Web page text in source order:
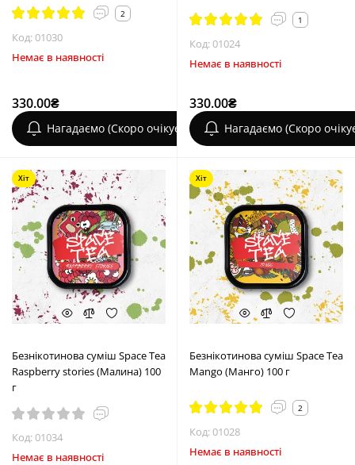
2
Код: 01030
Немає в наявності
330.00₴
Нагадаємо (Скоро очікується)
1
Код: 01024
Немає в наявності
330.00₴
Нагадаємо (Скоро
Хіт
Безнікотинова суміш Space Tea
Raspberry stories (Малина) 100
г
Код: 01034
Немає в наявності
Хіт
Безнікотинова суміш Space Tea
Mango (Манго) 100 г
2
Код: 01028
Немає в наявності